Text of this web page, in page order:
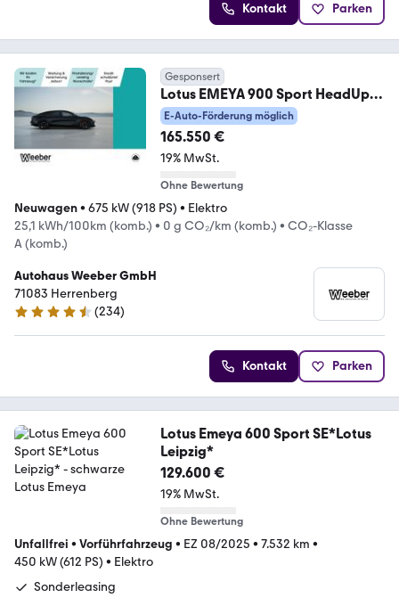
Kontakt Parken
Gesponsert
Lotus EMEYA 900 Sport HeadUp
Panodach Standheiz Navi
E-Auto-Förderung möglich
165.550 €
19% MwSt.
Ohne Bewertung
Neuwagen• 675 kW (918 PS) • Elektro
25,1 kWh/100km (komb.) • 0 g CO₂/km (komb.) • CO₂-Klasse
A (komb.)
Autohaus Weeber GmbH
71083 Herrenberg
4.6 Sterne
(234)
Kontakt Parken
Lotus Emeya 600 Sport SE*Lotus
Leipzig*
129.600 €
19% MwSt.
Ohne Bewertung
Unfallfrei • Vorführfahrzeug • EZ 08/2025 • 7.532 km •
450 kW (612 PS) • Elektro
Sonderleasing